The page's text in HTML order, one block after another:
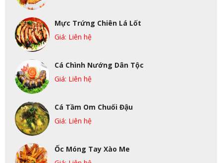
Mực Trứng Chiên Lá Lốt
Giá: Liên hệ
Cá Chình Nướng Dân Tộc
Giá: Liên hệ
Cá Tầm Om Chuối Đậu
Giá: Liên hệ
Ốc Móng Tay Xào Me